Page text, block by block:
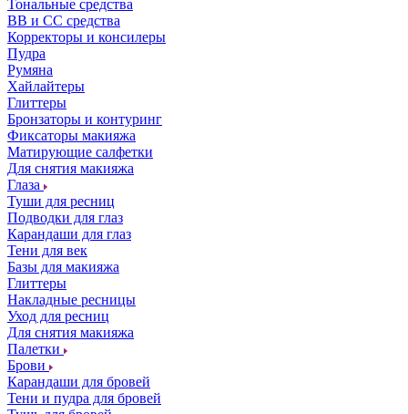
Тональные средства
ВВ и СС средства
Корректоры и консилеры
Пудра
Румяна
Хайлайтеры
Глиттеры
Бронзаторы и контуринг
Фиксаторы макияжа
Матирующие салфетки
Для снятия макияжа
Глаза
Туши для ресниц
Подводки для глаз
Карандаши для глаз
Тени для век
Базы для макияжа
Глиттеры
Накладные ресницы
Уход для ресниц
Для снятия макияжа
Палетки
Брови
Карандаши для бровей
Тени и пудра для бровей